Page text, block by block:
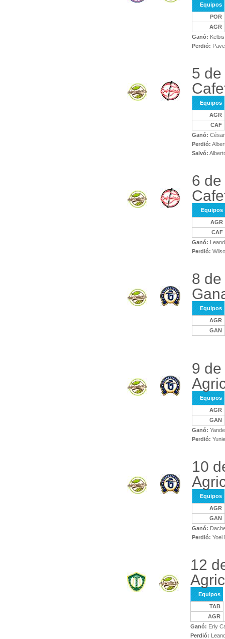
Equipos
POR
AGR
Ganó:
Perdió:
5
Equipos
AGR
CAF
Ganó:
Perdió:
Salvó:
6
Equipos
AGR
CAF
Ganó:
Perdió:
8
Equipos
AGR
GAN
9
Equipos
AGR
GAN
Ganó:
Perdió:
10
Equipos
AGR
GAN
Ganó:
Perdió: Yoel
12
Equipos
TAB
AGR
Ganó: Erly
Perdió: